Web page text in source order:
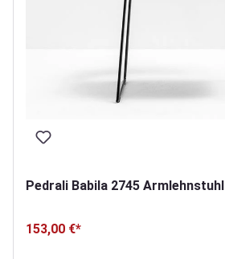
Pedrali Babila 2745 Armlehnstuhl
153,00 €*